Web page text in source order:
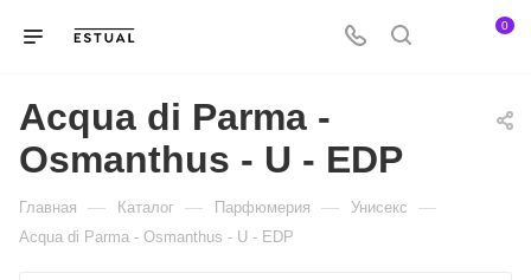
0
Acqua di Parma -
Osmanthus - U - EDP
Главная — Каталог — Парфюмерия — Унисекс —
Acqua di Parma - Osmanthus - U - EDP